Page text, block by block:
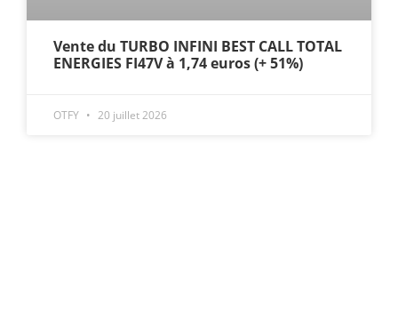
Vente du TURBO INFINI BEST CALL TOTAL
ENERGIES FI47V à 1,74 euros (+ 51%)
OTFY 20 juillet 2026